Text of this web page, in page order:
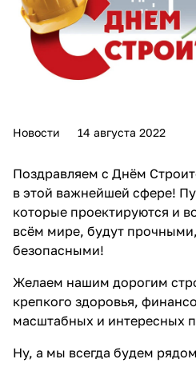
Новости 14 августа 2022
Поздравляем с Днём
в этой важнейшей сфере!
которые проектируются и
всём мире, будут
безопасными!
Желаем нашим дорогим
крепкого здоровья,
масштабных и интересных
Ну, а мы всегда будем